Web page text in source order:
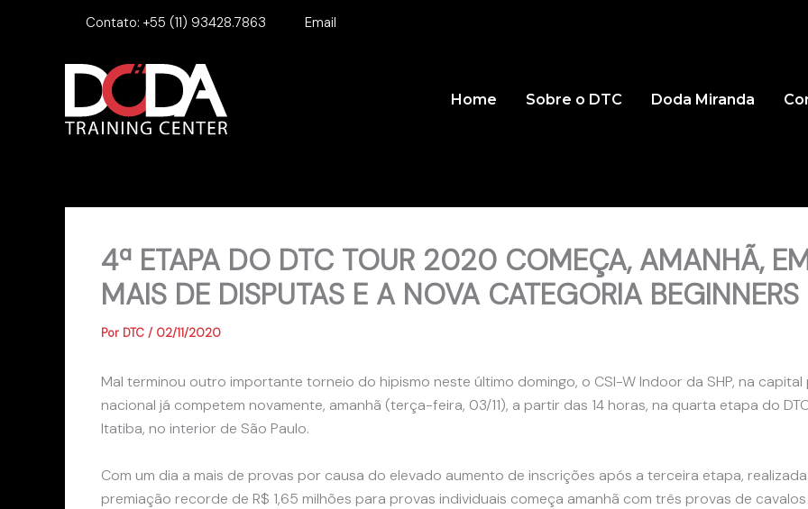
Contato: +55 (11) 93428.7863 Email
Home Sobre o DTC Doda Miranda
4ª ETAPA DO DTC TOUR 2020 COMEÇA, AMANHÃ,
MAIS DE DISPUTAS E A NOVA CATEGORIA BEGINNERS
Por DTC / 02/11/2020
Mal terminou outro importante torneio do hipismo neste último domingo, o CSI-W Indoor da SHP, na
nacional já competem novamente, amanhã (terça-feira, 03/11), a partir das 14 horas, na quarta etapa do
Itatiba, no interior de São Paulo.
Com um dia a mais de provas por causa do elevado aumento de inscrições após a terceira etapa,
premiação recorde de R$ 1,65 milhões para provas individuais começa amanhã com três provas de cavalos